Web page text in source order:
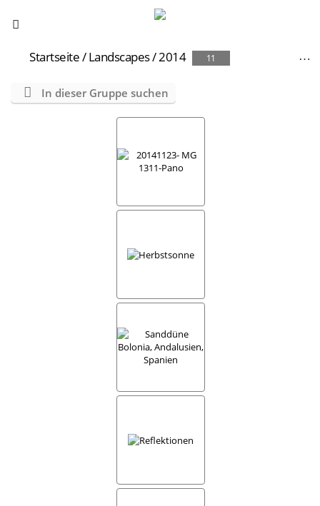
Startseite/Landscapes/2014 11
In dieser Gruppe suchen